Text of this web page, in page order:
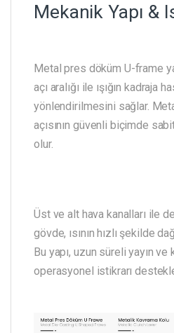
Mekanik Yapı &
Metal pres döküm U-frame
açı aralığı ile ışığın kadraja
yönlendirilmesini sağlar.
açısının güvenli biçimde
olur.
Üst ve alt hava kanalları ile
gövde, ısının hızlı şekilde
Bu yapı, uzun süreli yayın
operasyonel istikrarı